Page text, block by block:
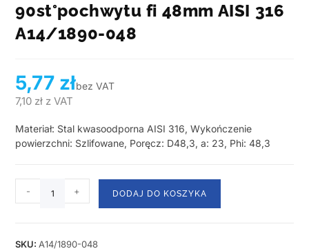
90st°pochwytu fi 48mm AISI 316
A14/1890-048
5,77 złbez VAT
7,10 zł z VAT
Materiał: Stal kwasoodporna AISI 316, Wykończenie
powierzchni: Szlifowane, Poręcz: D48,3, a: 23, Phi: 48,3
- + DODAJ DO KOSZYKA
SKU: A14/1890-048